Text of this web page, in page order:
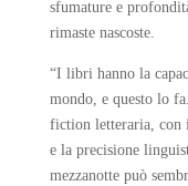
sfumature e
rimaste nascoste.
“I libri hanno la
mondo, e questo lo
fiction letteraria, con
e la precisione
mezzanotte può